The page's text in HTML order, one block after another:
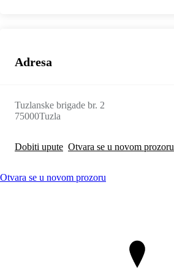
Adresa
Tuzlanske brigade br. 2
75000Tuzla
Dobiti upute Otvara se u novom prozoru
Otvara se u novom prozoru